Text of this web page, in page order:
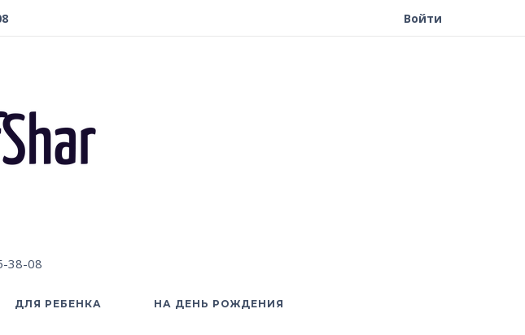
Войти
38-08
ДЛЯ РЕБЕНКА НА ДЕНЬ РОЖДЕНИЯ